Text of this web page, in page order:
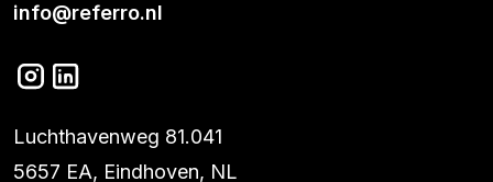
info@referro.nl
Luchthavenweg 81.041
5657 EA, Eindhoven, NL